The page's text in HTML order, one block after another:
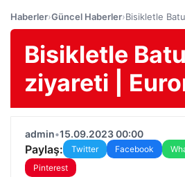
Haberler›Güncel Haberler›Bisikletle
Bisikletle
ziyareti |
admin•15.09.2023 00:00
Paylaş: Twitter Facebook
Pinterest